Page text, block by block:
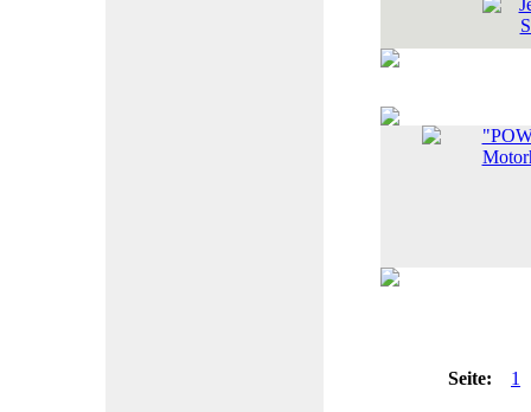
Seite: 1